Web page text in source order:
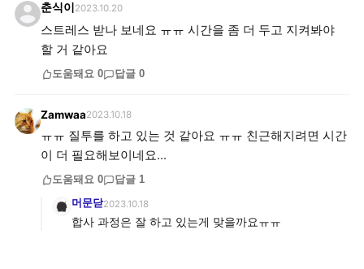
춘식이 2023.10.20
스트레스 받나 보네요 ㅠㅠ 시간을 좀 더 두고 지켜봐야
할 거 같아요
도움돼요 0 답글 0
Zamwaa2023.10.18
ㅠㅠ 질투를 하고 있는 것 같아요 ㅠㅠ 친근해지려면 시간
이 더 필요해보이네요...
도움돼요 0 답글 1
머문닫2023.10.18
합사 과정은 잘 하고 있는게 맞을까요ㅠㅠ